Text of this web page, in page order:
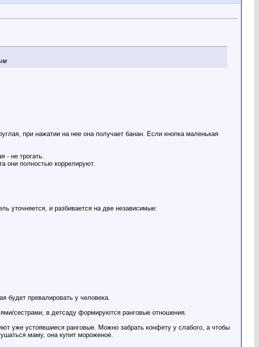
при нажатии на нее она получает банан. Если кнопка маленькая
- не трогать.
они полностью коррелируют.
уточняется, и разбивается на две независимые:
будет превалировать у человека.
сестрами, в детсаду формируются ранговые отношения.
уже устоявшиеся ранговые. Можно забрать конфету у слабого, а чтобы
маму, она купит мороженое.